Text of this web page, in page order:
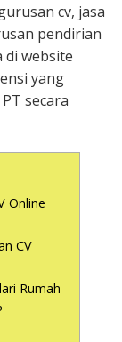
cv, jasa
pendirian
di website
yang
secara
Online
CV
Rumah